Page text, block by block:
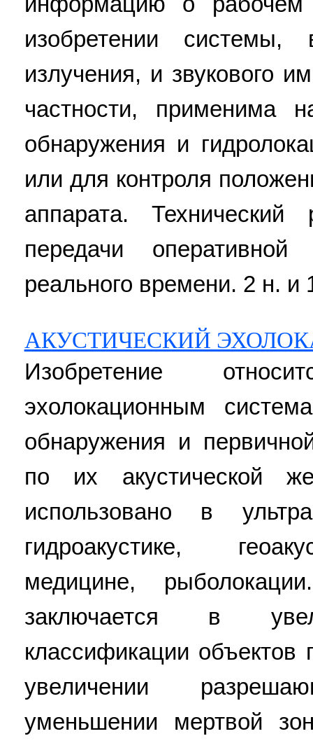
изобретении
излучения, и звукового
частности, применима
обнаружения и
или для контроля
аппарата. Технический
передачи
реального времени. 2 н.
АКУСТИЧЕСКИЙ
Изобретение
эхолокационным
обнаружения и
по их акустической
использовано в
гидроакустике,
медицине,
заключается в
классификации объектов
увеличении
уменьшении мертвой